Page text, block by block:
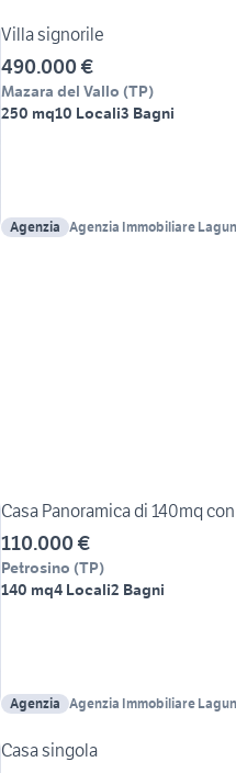
Villa signorile
490.000 €
Mazara del Vallo (TP)
250 mq10 Locali3 Bagni
Agenzia Agenzia Immobiliare
Casa Panoramica di 140mq
110.000 €
Petrosino (TP)
140 mq4 Locali2 Bagni
Agenzia Agenzia Immobiliare
Casa singola